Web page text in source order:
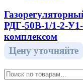
РДГ-50В-1/1-2-
комплексом
Цену уточняйте